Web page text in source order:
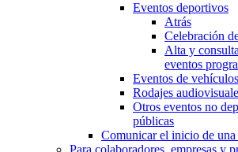
Eventos deportivos
Atrás
Celebración
Alta y
eventos
Eventos de
Rodajes
Otros eventos no
públicas
Comunicar el inicio de una